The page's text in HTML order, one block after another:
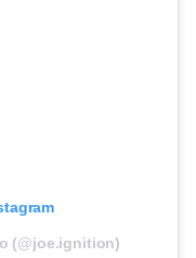
(@joe.ignition)